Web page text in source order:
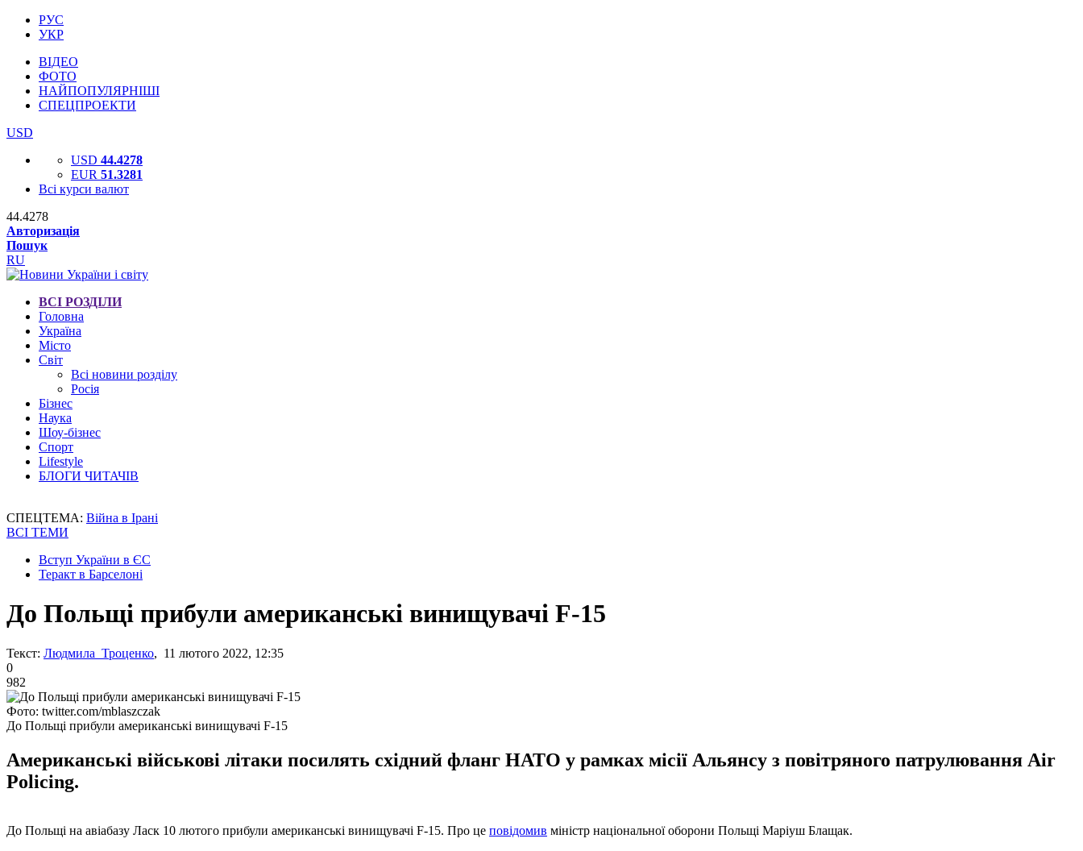
РУС
УКР
ВІДЕО
ФОТО
НАЙПОПУЛЯРНІШІ
СПЕЦПРОЕКТИ
USD
USD 44.4278
EUR 51.3281
Всі курси валют
44.4278
Авторизація
Пошук
RU
ВСІ РОЗДІЛИ
Головна
Україна
Місто
Світ
Всі новини розділу
Росія
Бізнес
Наука
Шоу-бізнес
Спорт
Lifestyle
БЛОГИ ЧИТАЧІВ
СПЕЦТЕМА: Війна в Ірані
ВСІ ТЕМИ
Вступ України в ЄС
Теракт в Барселоні
До Польщі прибули американські винищувачі F-15
Текст: Людмила Троценко, 11 лютого 2022, 12:35
0
982
Фото: twitter.com/mblaszczak
До Польщі прибули американські винищувачі F-15
Американські військові літаки посилять східний фланг НАТО у рамках місії Альянсу з повітряного патрулювання Air
Policing.
До Польщі на авіабазу Ласк 10 лютого прибули американські винищувачі F-15. Про це повідомив міністр національної оборони Польщі Маріуш Блащак.